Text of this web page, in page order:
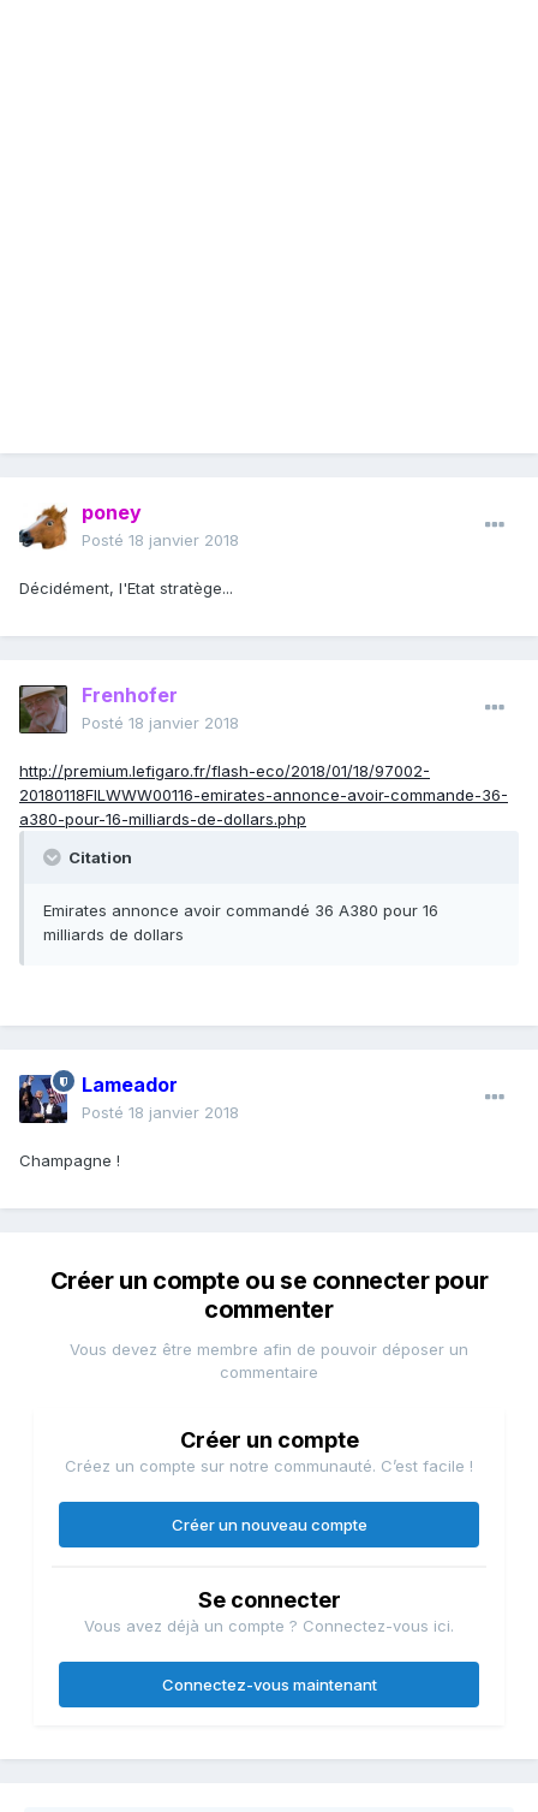
poney
Posté 18 janvier 2018
Décidément, l'Etat stratège...
Frenhofer
Posté 18 janvier 2018
http://premium.lefigaro.fr/flash-eco/2018/01/18/97002-
20180118FILWWW00116-emirates-annonce-avoir-commande-36-
a380-pour-16-milliards-de-dollars.php
Citation
Emirates annonce avoir commandé 36 A380 pour 16
milliards de dollars
Lameador
Posté 18 janvier 2018
Champagne !
Créer un compte ou se connecter pour
commenter
Vous devez être membre afin de pouvoir déposer un
commentaire
Créer un compte
Créez un compte sur notre communauté. C’est facile !
Créer un nouveau compte
Se connecter
Vous avez déjà un compte ? Connectez-vous ici.
Connectez-vous maintenant